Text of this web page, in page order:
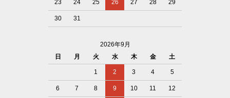
23 24 25 26 27 28 29
30 31
2026年9月
日
月 火 水 木 金 土
1 2 3 4 5
6 7 8 9 10 11 12